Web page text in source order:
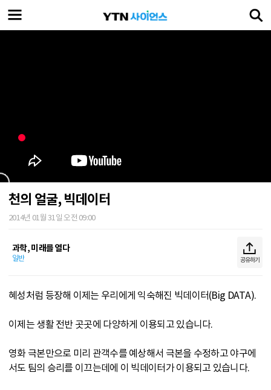
천의 얼굴, 빅데이터
2014년 01월 31일 오전 09:00
과학, 미래를 열다
일반 공유하기
혜성처럼 등장해 이제는 우리에게 익숙해진 빅데이터(Big DATA).
이제는 생활 전반 곳곳에 다양하게 이용되고 있습니다.
영화 극본만으로 미리 관객수를 예상해서 극본을 수정하고 야구에
서도 팀의 승리를 이끄는데에 이 빅데이터가 이용되고 있습니다.